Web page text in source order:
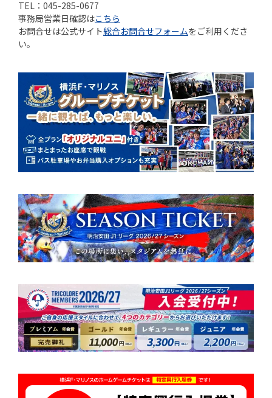
TEL：045-285-0677
事務局営業日確認はこちら
お問合せは公式サイト総合お問合せフォームをご利用くださ
い。